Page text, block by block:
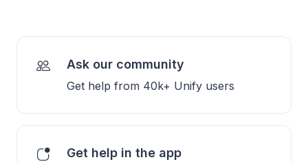
Ask our community
Get help from 40k+ Unify users
Get help in the app